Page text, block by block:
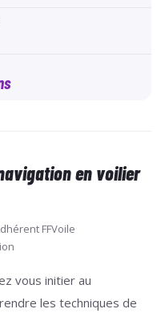
en voilier
FFVoile
vous initier au
les techniques de